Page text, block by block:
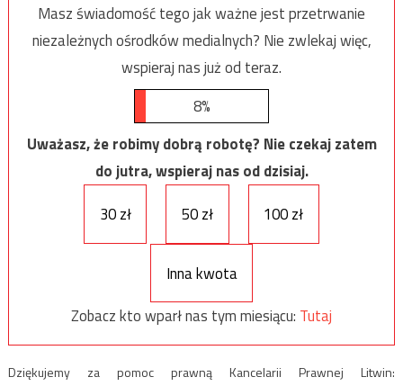
Masz świadomość tego jak ważne jest przetrwanie
niezależnych ośrodków medialnych? Nie zwlekaj więc,
wspieraj nas już od teraz.
8%
Uważasz, że robimy dobrą robotę? Nie czekaj zatem
do jutra, wspieraj nas od dzisiaj.
30 zł
50 zł 100 zł
Inna kwota
Zobacz kto wparł nas tym miesiącu: Tutaj
Dziękujemy za pomoc prawną Kancelarii Prawnej Litwin: